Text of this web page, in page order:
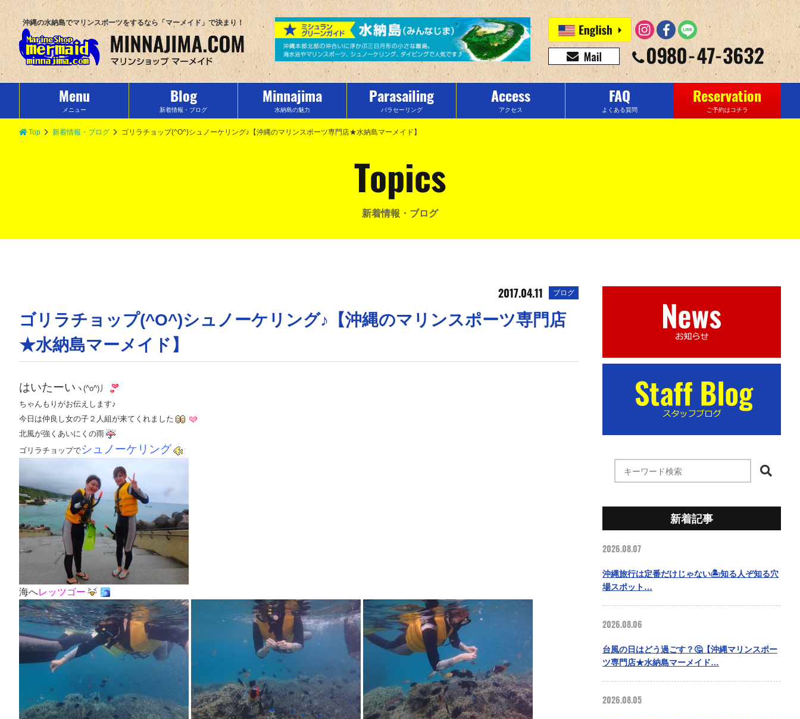
沖縄の水納島でマリンスポーツをするなら「マーメイド」で決まり！
Menu
メニュー
Blog
新着情報・ブログ
Minnajima
水納島の魅力
Parasailing
パラセーリング
Access
アクセス
FAQ
よくある質問
Reservation
ご予約はコチラ
Top 新着情報・ブログ ゴリラチョップ(^O^)シュノーケリング♪【沖縄のマリンスポーツ専門店★水納島マーメイド】
Topics
新着情報・ブログ
2017.04.11 ブログ
ゴリラチョップ(^O^)シュノーケリング♪【沖縄のマリンスポーツ専門店
★水納島マーメイド】
はいたーい ヽ(^o^)丿
ちゃんもりがお伝えします♪
今日は仲良し女の子２人組が来てくれました
北風が強くあいにくの雨
ゴリラチョップでシュノーケリング
海へレッツゴー
新着記事
2026.08.07
沖縄旅行は定番だけじゃない🏝️知る人ぞ知る穴
場スポット…
2026.08.06
台風の日はどう過ごす？🤔【沖縄マリンスポー
ツ専門店★水納島マーメイド…
2026.08.05